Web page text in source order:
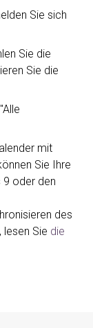
Sie sich
Sie die
Sie die
mit
Sie Ihre
9 oder den
des
lesen Sie die